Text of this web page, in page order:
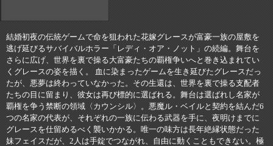
結婚初夜の伝統ゲームで命を狙われた花嫁グレースが富豪一族の屋敷を
逃げ延びるサバイバルホラー「レディ・オア・ノット」の続編。舞台を
さらに広げ、世界を裏で操る大富豪たちの覇権争いへと巻き込まれてい
くグレースの姿を描く。 血に染まったゲームを生き延びたグレースだっ
たが、悪夢は終わっていなかった。その生還は、世界を裏で操る支配者
たちの目に留まり、彼女は再び標的に選ばれる。舞台は選ばれし名家が
覇権を争う禁断の領域〈カウンシル〉。悪魔ル・ベイルと契約を結んだ6
つの名家の代表が、それぞれの一族に伝わる武器を手に、夜明けまでに
グレースを仕留めるべく襲いかかる。唯一の味方は長年絶縁状態だった
妹フェイスだが、2人は手錠でつながれ、自由に動くこともできない。極